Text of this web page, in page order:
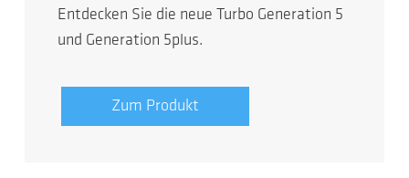
Entdecken Sie die neue Turbo Generation 5
und Generation 5plus.
Zum Produkt